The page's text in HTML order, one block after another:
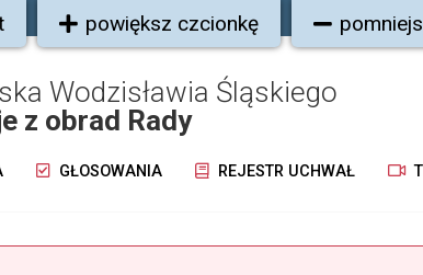
powiększ czcionkę
Wodzisławia Śląskiego
z obrad Rady
GŁOSOWANIA REJESTR UCHWAŁ